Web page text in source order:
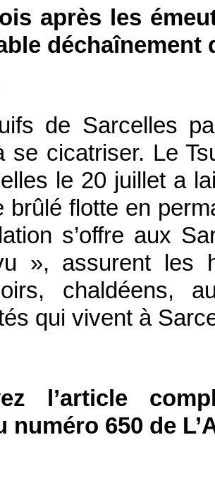
après les
déchaînement
de Sarcelles
se cicatriser. Le
le 20 juillet a
brûlé flotte en
s’offre aux
», assurent les
chaldéens,
qui vivent à
l’article
numéro 650 de